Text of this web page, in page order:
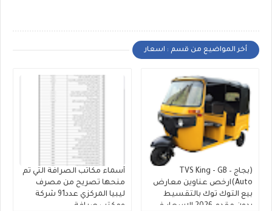
أخر المواضيع من قسم : اسعار
(بجاج – TVS King - GB
Auto)ارخص عناوين معارض
بيع التوك توك بالتقسيط
بدون مقدم 2026 الاسعار في
أسماء مكاتب الصرافة التي تم
منحها تصريح من مصرف
ليبيا المركزي عدد91 شركة
ومكتب صرافة